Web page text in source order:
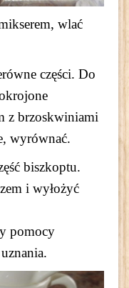
wlać
części. Do
z brzoskwiniami
wyrównać.
biszkoptu.
i wyłożyć
pomocy